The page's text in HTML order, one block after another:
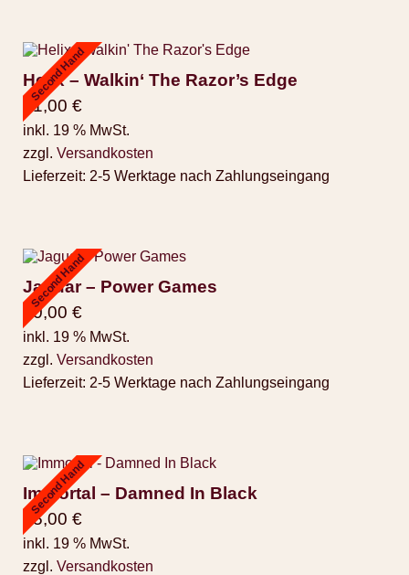
Second Hand
Helix – Walkin‘ The Razor’s Edge
11,00 €
inkl. 19 % MwSt.
zzgl. Versandkosten
Lieferzeit: 2-5 Werktage nach Zahlungseingang
Second Hand
Jaguar – Power Games
50,00 €
inkl. 19 % MwSt.
zzgl. Versandkosten
Lieferzeit: 2-5 Werktage nach Zahlungseingang
Second Hand
Immortal – Damned In Black
45,00 €
inkl. 19 % MwSt.
zzgl. Versandkosten